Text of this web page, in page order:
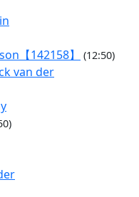
【142158】 (12:50)
van der